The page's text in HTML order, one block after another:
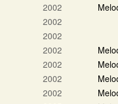
2002
2002
2002
2002
2002
2002
2002